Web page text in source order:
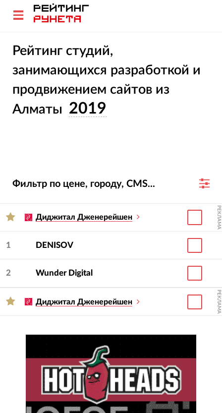
Рейтинг студий,
занимающихся разработкой и
продвижением сайтов из
Алматы 2019
Фильтр по цене, городу, CMS...
Диджитал Дженерейшен РЕКЛАМА
1 DENISOV
2 Wunder Digital
Диджитал Дженерейшен РЕКЛАМА